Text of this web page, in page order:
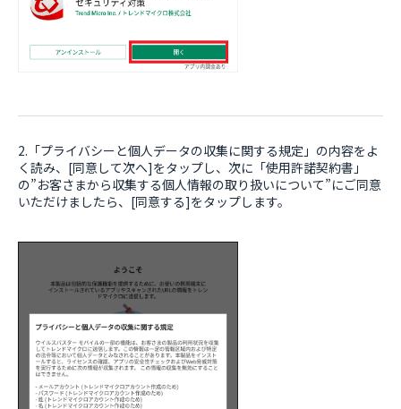
2.「プライバシーと個人データの収集に関する規定」の内容をよ
く読み、[同意して次へ]をタップし、次に「使用許諾契約書」
の”お客さまから収集する個人情報の取り扱いについて”にご同意
いただけましたら、[同意する]をタップします。